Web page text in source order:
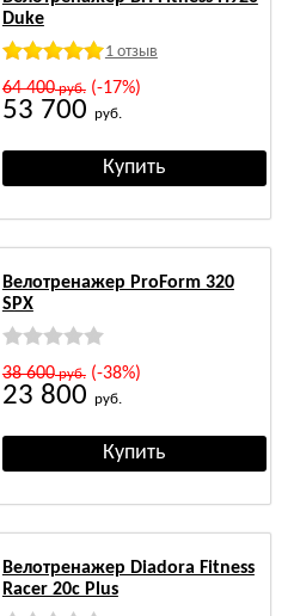
Duke
1 отзыв
64 400руб.(-17%)
53 700 руб.
Велотренажер ProForm 320
SPX
38 600руб.(-38%)
23 800 руб.
Велотренажер Diadora Fitness
Racer 20c Plus